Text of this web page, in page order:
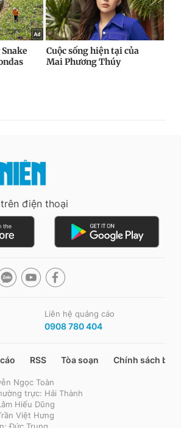
điện thoại
Liên hệ quảng cáo
0908 780 404
RSS Tòa soạn Chính sách bảo
Ngọc Toàn
trực: Hải Thành
Hiếu Dũng
Việt Hưng